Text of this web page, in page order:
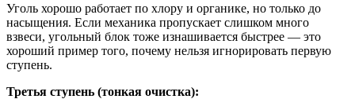
Уголь хорошо работает по хлору и органике, но только до
насыщения. Если механика пропускает слишком много
взвеси, угольный блок тоже изнашивается быстрее — это
хороший пример того, почему нельзя игнорировать первую
ступень.
Третья ступень (тонкая очистка):